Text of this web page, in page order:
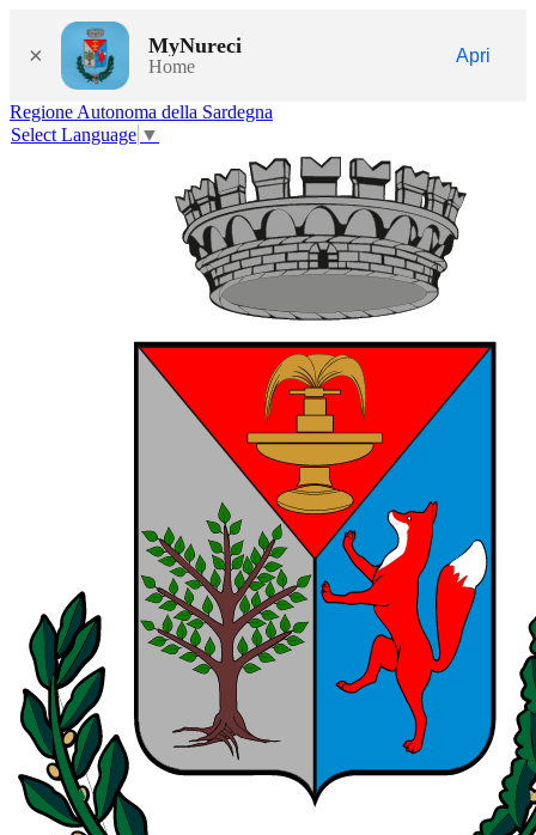
× MyNureci
Home
Apri
Regione Autonoma della Sardegna
Select Language ▼